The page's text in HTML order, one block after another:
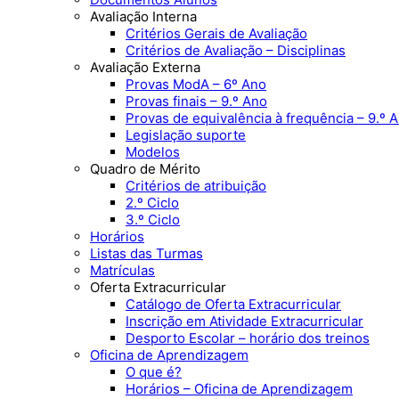
Avaliação Interna
Critérios Gerais de Avaliação
Critérios de Avaliação – Disciplinas
Avaliação Externa
Provas ModA – 6º Ano
Provas finais – 9.º Ano
Provas de equivalência à frequência – 9.º
Legislação suporte
Modelos
Quadro de Mérito
Critérios de atribuição
2.º Ciclo
3.º Ciclo
Horários
Listas das Turmas
Matrículas
Oferta Extracurricular
Catálogo de Oferta Extracurricular
Inscrição em Atividade Extracurricular
Desporto Escolar – horário dos treinos
Oficina de Aprendizagem
O que é?
Horários – Oficina de Aprendizagem